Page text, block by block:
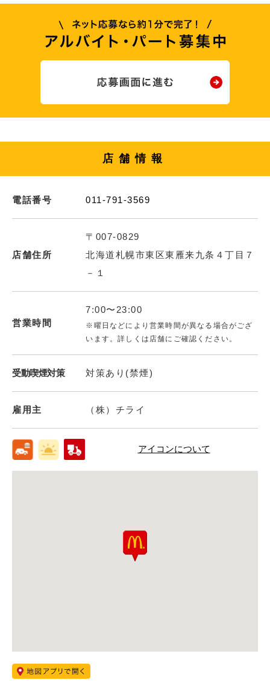
店舗情報
電話番号 011-791-3569
店舗住所
〒007-0829
北海道札幌市東区東雁来九条４丁目７
－１
営業時間
7:00〜23:00
※曜日などにより営業時間が異なる場合がござ
います。詳しくは店舗にご確認ください。
受動喫煙対策 対策あり(禁煙)
雇用主 （株）チライ
アイコンについて